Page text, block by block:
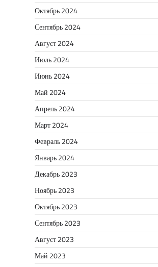
Октябрь 2024
Сентябрь 2024
Август 2024
Июль 2024
Июнь 2024
Май 2024
Апрель 2024
Март 2024
Февраль 2024
Январь 2024
Декабрь 2023
Ноябрь 2023
Октябрь 2023
Сентябрь 2023
Август 2023
Май 2023